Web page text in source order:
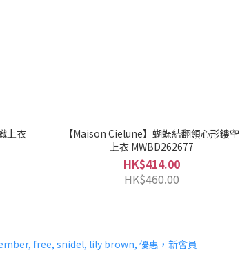
上衣
【Maison Cielune】蝴蝶結翻領心形鏤空
上衣 MWBD262677
HK$414.00
HK$460.00